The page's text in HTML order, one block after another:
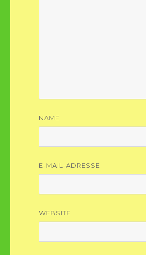
NAME
E-MAIL-ADRESSE
WEBSITE